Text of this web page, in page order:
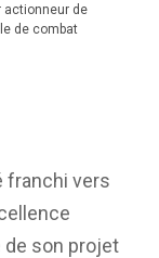
actionneur de
de combat
franchi vers
de son projet